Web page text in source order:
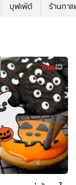
บุฟเฟ่ต์ ร้านกา